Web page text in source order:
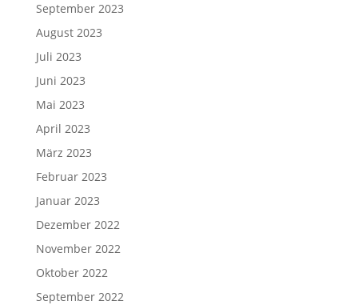
September 2023
August 2023
Juli 2023
Juni 2023
Mai 2023
April 2023
März 2023
Februar 2023
Januar 2023
Dezember 2022
November 2022
Oktober 2022
September 2022